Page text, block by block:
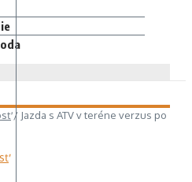
/ Jazda s ATV v teréne verzus po